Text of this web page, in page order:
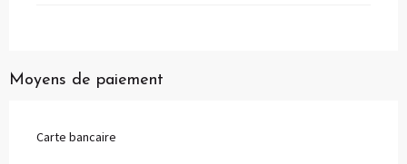
Moyens de paiement
Carte bancaire